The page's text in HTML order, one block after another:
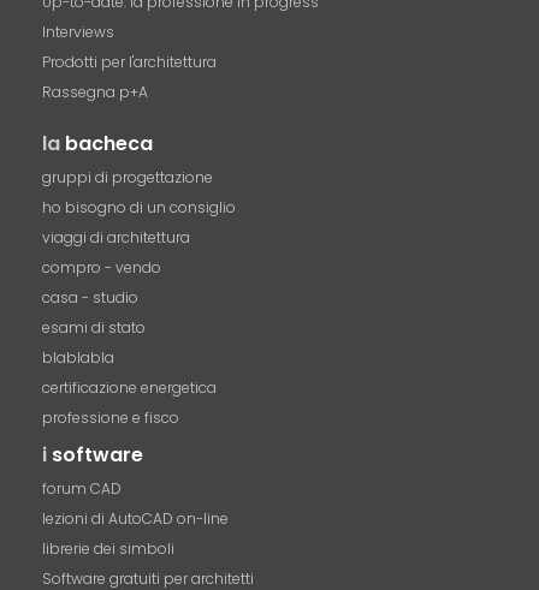
Interviews
Prodotti per l'architettura
Rassegna p+A
la bacheca
gruppi di progettazione
ho bisogno di un consiglio
viaggi di architettura
compro - vendo
casa - studio
esami di stato
blablabla
certificazione energetica
professione e fisco
i software
forum CAD
lezioni di AutoCAD on-line
librerie dei simboli
Software gratuiti per architetti